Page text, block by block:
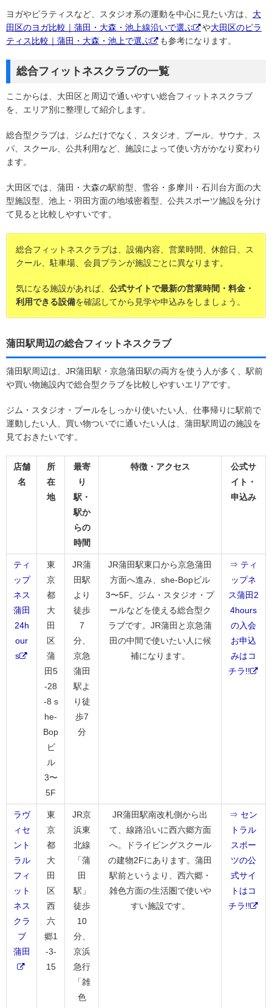
ヨガやピラティスなど、スタジオ系の運動を中心に見たい方は、 大
田区のヨガ比較｜蒲田・大森・池上線沿いで選ぶ
や大田区のピラ
ティス比較｜蒲田・大森・池上で選ぶ
も参考になります。
総合フィットネスクラブの一覧
ここからは、大田区と周辺で通いやすい総合フィットネスクラブ
を、エリア別に整理して紹介します。
総合型クラブは、ジムだけでなく、スタジオ、プール、サウナ、ス
パ、スクール、公共利用など、施設によって使い方がかなり変わり
ます。
大田区では、蒲田・大森の駅前型、雪谷・多摩川・石川台方面の大
型施設型、池上・羽田方面の地域密着型、公共スポーツ施設を分け
て見ると比較しやすいです。
総合フィットネスクラブは、設備内容、営業時間、休館日、ス
クール、駐車場、会員プランが施設ごとに異なります。
気になる施設があれば、 公式サイトで最新の営業時間・料金・
利用できる設備を確認してから見学や申込みをしましょう。
蒲田駅周辺の総合フィットネスクラブ
蒲田駅周辺は、JR蒲田駅・京急蒲田駅の両方を使う人が多く、駅前
や買い物施設内で総合型クラブを比較しやすいエリアです。
ジム・スタジオ・プールをしっかり使いたい人、仕事帰りに駅前で
運動したい人、買い物ついでに通いたい人は、蒲田駅周辺の施設を
見ておきたいです。
店舗
名
所
在
地
最寄
り
駅・
駅か
らの
時間
特徴・アクセス
公式サ
イト・
申込み
ティ
ップ
ネス
蒲田
24h
our
s
東
京
都
大
田
区
蒲
田5
-28
-8 s
he-
Bop
ビ
ル
3〜
5F
JR蒲
田駅
より
徒歩
7
分、
京急
蒲田
駅よ
り徒
歩7
分
JR蒲田駅東口から京急蒲田
方面へ進み、she-Bopビル
3〜5F。ジム・スタジオ・プ
ールなどを使える総合型ク
ラブです。JR蒲田と京急蒲
田の中間で使いたい人に候
補になります。
⇒ ティ
ップネ
ス蒲田2
4hours
の入会
お申込
みはコ
チラ!!
ラヴ
ィセ
ント
ラル
フィ
ット
ネス
クラ
ブ
蒲田
東
京
都
大
田
区
西
六
郷1
-3-
15
JR京
浜東
北線
「蒲
田
駅」
徒歩
10
分、
京浜
急行
「雑
色
JR蒲田駅南改札側から出
て、線路沿いに西六郷方面
へ。ドライビングスクール
の建物2Fにあります。蒲田
駅前というより、西六郷・
雑色方面の生活圏で使いや
すい施設です。
⇒ セン
トラル
スポー
ツの公
式サイ
トはコ
チラ!!